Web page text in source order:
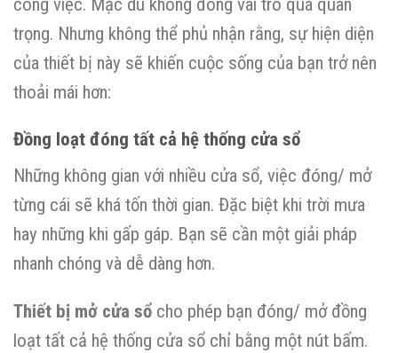
trọng. Nhưng không thể phủ nhận rằng, sự hiện diện
của thiết bị này sẽ khiến cuộc sống của bạn trở nên
thoải mái hơn:
Đồng loạt đóng tất cả hệ thống cửa sổ
Những không gian với nhiều cửa sổ, việc đóng/ mở
từng cái sẽ khá tốn thời gian. Đặc biệt khi trời mưa
hay những khi gấp gáp. Bạn sẽ cần một giải pháp
nhanh chóng và dễ dàng hơn.
Thiết bị mở cửa sổ cho phép bạn đóng/ mở đồng
loạt tất cả hệ thống cửa sổ chỉ bằng một nút bấm.